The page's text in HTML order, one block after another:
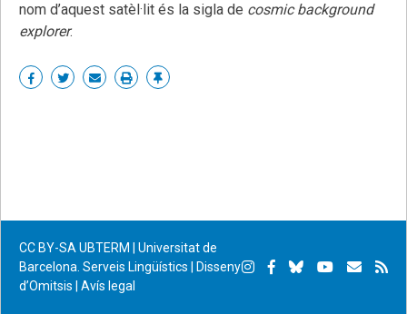
nom d’aquest satèl·lit és la sigla de cosmic background
explorer.
Share ShareSharePrint Enllaç
CC BY-SA UBTERM | Universitat de
Barcelona. Serveis Lingüístics
Disseny
d’Omitsis
Avís legal
Instagram
Facebook
BlueskyYouTube